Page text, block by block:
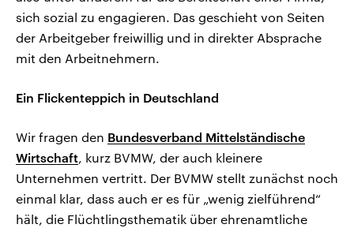
sich sozial zu engagieren. Das geschieht von Seiten
der Arbeitgeber freiwillig und in direkter Absprache
mit den Arbeitnehmern.
Ein Flickenteppich in Deutschland
Wir fragen den Bundesverband Mittelständische
Wirtschaft, kurz BVMW, der auch kleinere
Unternehmen vertritt. Der BVMW stellt zunächst noch
einmal klar, dass auch er es für „wenig zielführend“
hält, die Flüchtlingsthematik über ehrenamtliche